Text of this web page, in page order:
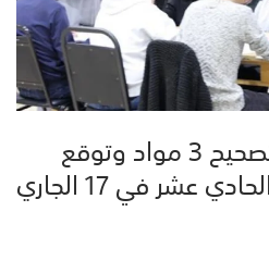
التربية: الانتهاء من تصحيح 3 مواد وتوقع
عشر في 17 الجاري